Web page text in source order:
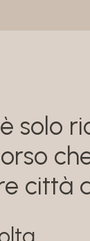
solo
città